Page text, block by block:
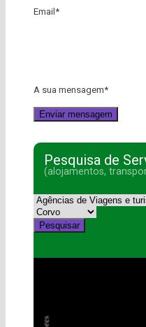
Email *
A sua mensagem*
Pesquisa de
(alojamentos,
Pesquisar